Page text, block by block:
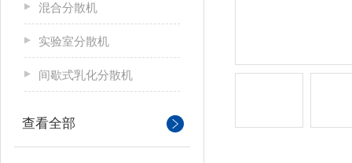
混合分散机
实验室分散机
间歇式乳化分散机
查看全部